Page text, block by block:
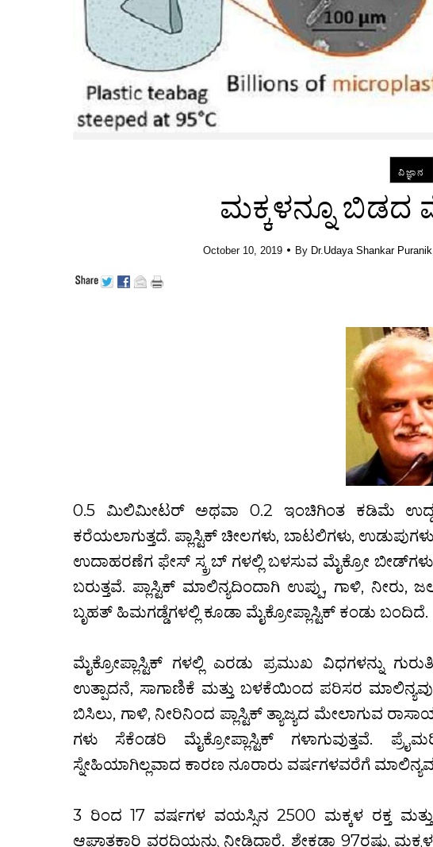
ವಿಜ್ಞಾನ
ಮಕ್ಕಳನ್ನೂ ಬಿಡದ
October 10, 2019 • By Dr.Udaya Shankar
0.5 ಮಿಲಿಮೀಟರ್ ಅಥವಾ 0.2 ಇಂಚಿಗಿಂತ ಕಡಿಮೆ
ಕರೆಯಲಾಗುತ್ತದೆ. ಪ್ಲಾಸ್ಟಿಕ್ ಚೀಲಗಳು, ಬಾಟಲಿಗಳು,
ಉದಾಹರಣೆಗ ಫೇಸ್ ಸ್ಕ್ರಬ್ ಗಳಲ್ಲಿ ಬಳಸುವ ಮೈಕ್ರೋ
ಬರುತ್ತವೆ. ಪ್ಲಾಸ್ಟಿಕ್ ಮಾಲಿನ್ಯದಿಂದಾಗಿ ಉಪ್ಪು, ಗಾಳಿ, ನೀರು,
ಬೃಹತ್ ಹಿಮಗಡ್ಡೆಗಳಲ್ಲಿ ಕೂಡಾ ಮೈಕ್ರೋಪ್ಲಾಸ್ಟಿಕ್ ಕಂಡು ಬಂದಿದೆ.
ಮೈಕ್ರೋಪ್ಲಾಸ್ಟಿಕ್‍ ಗಳಲ್ಲಿ ಎರಡು ಪ್ರಮುಖ ವಿಧಗಳನ್ನು
ಉತ್ಪಾದನೆ, ಸಾಗಾಣಿಕೆ ಮತ್ತು ಬಳಕೆಯಿಂದ ಪರಿಸರ
ಬಿಸಿಲು, ಗಾಳಿ, ನೀರಿನಿಂದ ಪ್ಲಾಸ್ಟಿಕ್ ತ್ಯಾಜ್ಯದ ಮೇಲಾಗುವ
ಗಳು ಸೆಕೆಂಡರಿ ಮೈಕ್ರೋಪ್ಲಾಸ್ಟಿಕ್‍ ಗಳಾಗುವುತ್ತವೆ.
ಸ್ನೇಹಿಯಾಗಿಲ್ಲವಾದ ಕಾರಣ ನೂರಾರು ವರ್ಷಗಳವರೆಗೆ
3 ರಿಂದ 17 ವರ್ಷಗಳ ವಯಸ್ಸಿನ 2500 ಮಕ್ಕಳ ರಕ್ತ
ಆಘಾತಕಾರಿ ವರದಿಯನ್ನು ನೀಡಿದ್ದಾರೆ. ಶೇಕಡಾ 97ರಷ್ಟು